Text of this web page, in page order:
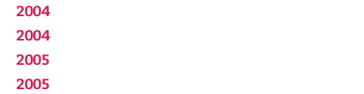
2004
2004
2005
2005